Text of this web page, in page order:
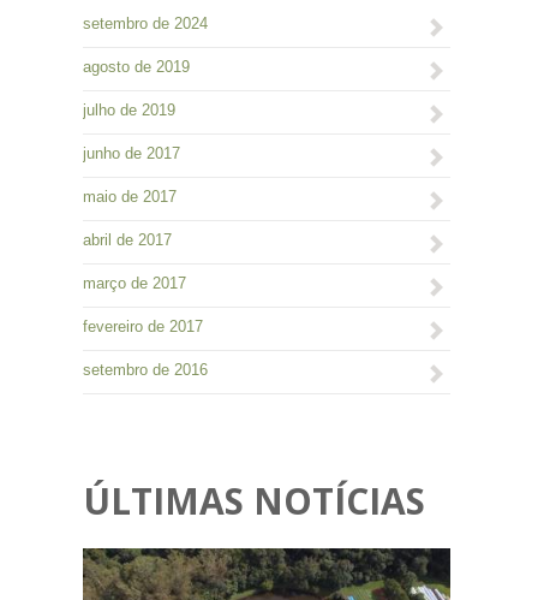
setembro de 2024
agosto de 2019
julho de 2019
junho de 2017
maio de 2017
abril de 2017
março de 2017
fevereiro de 2017
setembro de 2016
ÚLTIMAS NOTÍCIAS